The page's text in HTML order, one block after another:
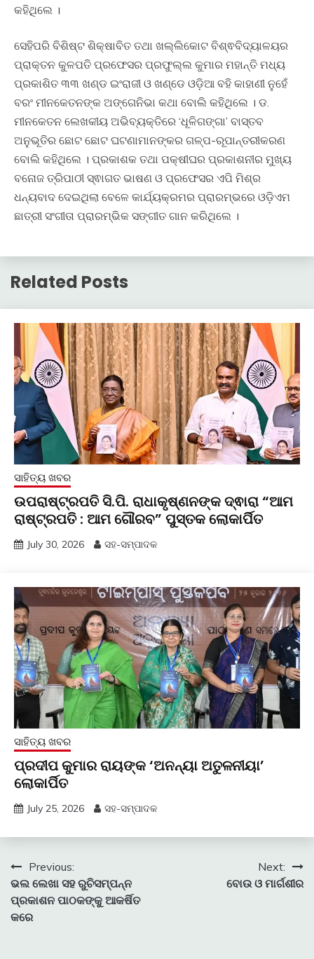
କହିଥିଲେ ।
ସେହିପରି ବିଶିଷ୍ଟ ଶିକ୍ଷାବିତ ତଥା ଖଲ୍ଲିକୋଟ ବିଶ୍ଵବିଦ୍ୟାଳୟର
ପ୍ରାକ୍ତନ କୁଳପତି ପ୍ରଫେସର ପ୍ରଫୁଲ୍ଲ କୁମାର ମହାନ୍ତି ମଧ୍ୟ
ପ୍ରକାଶିତ ୩୩ ଖଣ୍ଡ ଇଂରାଜୀ ଓ ଖଣ୍ଡେ ଓଡ଼ିଆ ବହି କାହାଣୀ ନୁହେଁ
ବରଂ ମୀନକେତନଙ୍କ ଅଙ୍ଗେନିଭା କଥା ବୋଲି କହିଥିଲେ । ଡ.
ମୀନକେତନ ଲେଖକୀୟ ଅଭିବ୍ୟକ୍ତିରେ ‘ଧୂଳିଗଙ୍ଗା’ ବାସ୍ତବ
ଅନୁଭୂତିର ଛୋଟ ଛୋଟ ଘଟଣାମାନଙ୍କର ଗଳ୍ପ-ରୂପାନ୍ତରୀକରଣ
ବୋଲି କହିଥିଲେ । ପ୍ରକାଶକ ତଥା ପକ୍ଷୀଘର ପ୍ରକାଶନୀର ମୁଖ୍ୟ
ବନୋଜ ତ୍ରିପାଠୀ ସ୍ଵାଗତ ଭାଷଣ ଓ ପ୍ରଫେସର ଏପି ମିଶ୍ର
ଧନ୍ୟବାଦ ଦେଇଥିଲା ବେଳେ କାର୍ଯ୍ୟକ୍ରମର ପ୍ରାରମ୍ଭରେ ଓଡ଼ିଏମ
ଛାତ୍ରୀ ସଂଗୀତା ପ୍ରାରମ୍ଭିକ ସଙ୍ଗୀତ ଗାନ କରିଥିଲେ ।
Related Posts
ସାହିତ୍ୟ ଖବର
ଉପରାଷ୍ଟ୍ରପତି ସି.ପି. ରାଧାକୃଷ୍ଣନଙ୍କ ଦ୍ଵାରା “ଆମ
ରାଷ୍ଟ୍ରପତି : ଆମ ଗୌରବ” ପୁସ୍ତକ ଲୋକାର୍ପିତ
July 30, 2026 ସହ-ସମ୍ପାଦକ
ସାହିତ୍ୟ ଖବର
ପ୍ରଦୀପ କୁମାର ରାୟଙ୍କ ‘ଅନନ୍ୟା ଅତୁଳନୀୟା’
ଲୋକାର୍ପିତ
July 25, 2026 ସହ-ସମ୍ପାଦକ
Post
navigation
Previous:
ଭଲ ଲେଖା ସହ ରୁଚିସମ୍ପନ୍ନ
ପ୍ରକାଶନ ପାଠକଙ୍କୁ ଆକର୍ଷିତ
କରେ
Next:
ବୋଉ ଓ ମାର୍ଗଶୀର